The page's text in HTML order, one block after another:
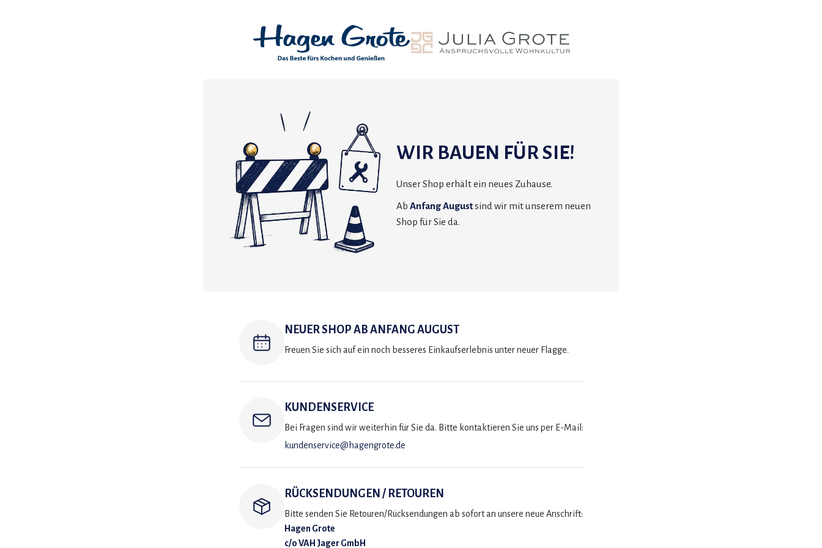
WIR BAUEN FÜR SIE!
Unser Shop erhält ein neues Zuhause.
Ab Anfang Augustsind wir mit unserem neuen
Shop für Sie da.
NEUER SHOP AB ANFANG AUGUST
Freuen Sie sich auf ein noch besseres Einkaufserlebnis unter neuer Flagge.
KUNDENSERVICE
Bei Fragen sind wir weiterhin für Sie da. Bitte kontaktieren Sie uns per E-Mail:
kundenservice@hagengrote.de
RÜCKSENDUNGEN / RETOUREN
Bitte senden Sie Retouren/Rücksendungen ab sofort an unsere neue Anschrift:
Hagen Grote
c/o VAH Jager GmbH